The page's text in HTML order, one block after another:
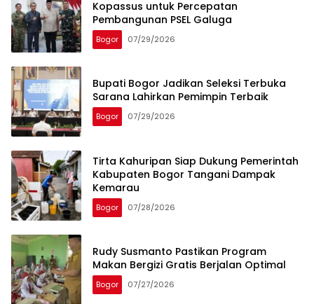
Kopassus untuk Percepatan
Pembangunan PSEL Galuga
Bogor 07/29/2026
Bupati Bogor Jadikan Seleksi Terbuka
Sarana Lahirkan Pemimpin Terbaik
Bogor 07/29/2026
Tirta Kahuripan Siap Dukung Pemerintah
Kabupaten Bogor Tangani Dampak
Kemarau
Bogor 07/28/2026
Rudy Susmanto Pastikan Program
Makan Bergizi Gratis Berjalan Optimal
Bogor 07/27/2026